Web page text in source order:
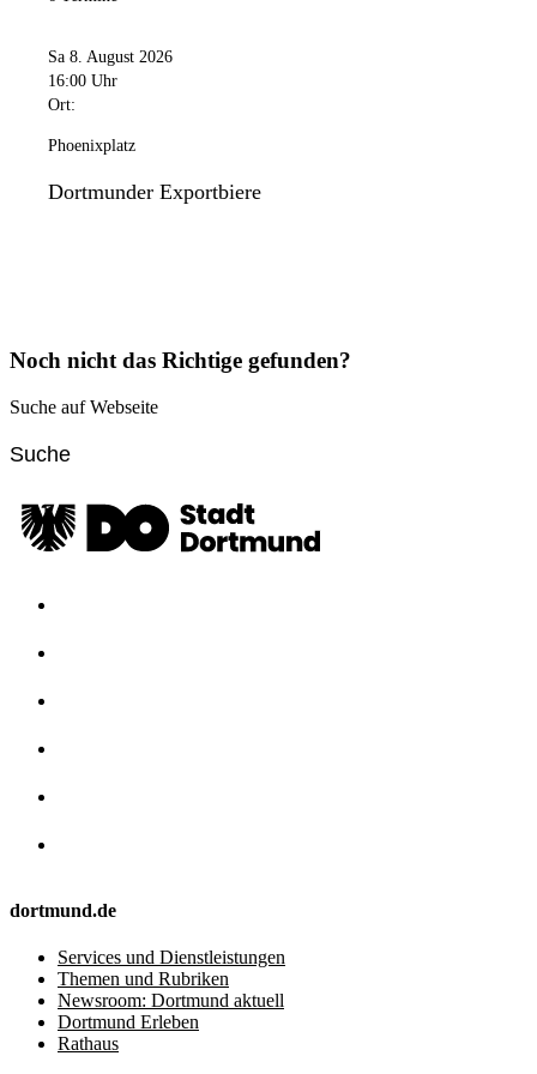
Sa 8. August 2026
16:00 Uhr
Ort:
Phoenixplatz
Dortmunder Exportbiere
Noch nicht das Richtige gefunden?
Suche auf Webseite
dortmund.de
Services und Dienstleistungen
Themen und Rubriken
Newsroom: Dortmund aktuell
Dortmund Erleben
Rathaus